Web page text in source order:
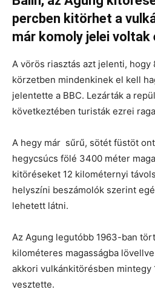
percben kitörhet a
már komoly jelei voltak
A vörös riasztás azt jelenti, hogy
körzetben mindenkinek el kell
jelentette a BBC. Lezárták a
következtében turisták ezrei
A hegy már sűrű, sötét füstöt
hegycsúcs fölé 3400 méter
kitöréseket 12 kilométernyi
helyszíni beszámolók szerint
lehetett látni.
Az Agung legutóbb 1963-ban
kilométeres magasságba
akkori vulkánkitörésben mintegy
vesztette.